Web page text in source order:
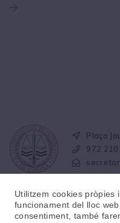
Plaça
972 210
Utilitzem cookies pròpies
funcionament del lloc
consentiment, també